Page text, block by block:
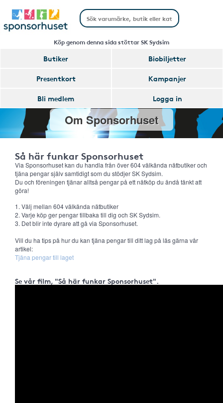
Köp genom denna sida stöttar SK Sydsim
Butiker
Biobiljetter
Presentkort
Kampanjer
Bli medlem
Logga in
Om Sponsorhuset
Så här funkar Sponsorhuset
Via Sponsorhuset kan du handla från över 604 välkända nätbutiker och
tjäna pengar själv samtidigt som du stödjer SK Sydsim.
Du och föreningen tjänar alltså pengar på ett nätköp du ändå tänkt att
göra!
1. Välj mellan 604 välkända nätbutiker
2. Varje köp ger pengar tillbaka till dig och SK Sydsim.
3. Det blir inte dyrare att gå via Sponsorhuset.
Vill du ha tips på hur du kan tjäna pengar till ditt lag på läs gärna vår
artikel:
Tjäna pengar till laget
Se vår film, "Så här funkar Sponsorhuset".